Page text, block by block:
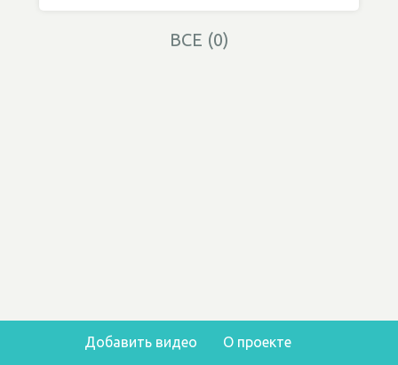
ВСЕ (0)
Добавить видео О проекте